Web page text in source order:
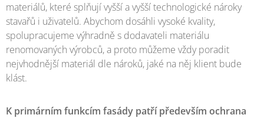
materiálů, které splňují vyšší a vyšší technologické nároky
stavařů i uživatelů. Abychom dosáhli vysoké kvality,
spolupracujeme výhradně s dodavateli materiálu
renomovaných výrobců, a proto můžeme vždy poradit
nejvhodnější materiál dle nároků, jaké na něj klient bude
klást.
K primárním funkcím fasády patří především ochrana